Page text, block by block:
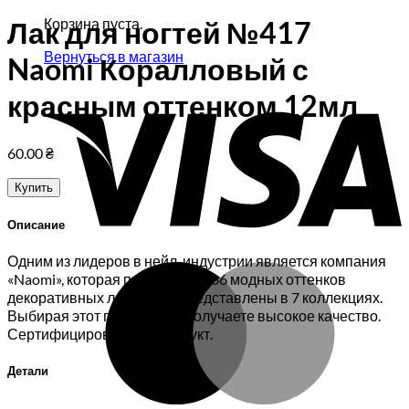
Корзина пуста.
Вернуться в магазин
Лак для ногтей №417
Naomi Коралловый с
красным оттенком 12мл
60.00₴
Купить
Описание
Одним из лидеров в нейл-индустрии является компания
«Naomi», которая предлагает 186 модных оттенков
декоративных лаков, они представлены в 7 коллекциях.
Выбирая этот продукт, Вы получаете высокое качество.
Сертифицированный продукт.
Детали